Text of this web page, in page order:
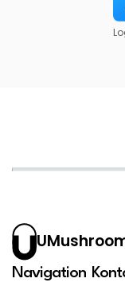
Navigation